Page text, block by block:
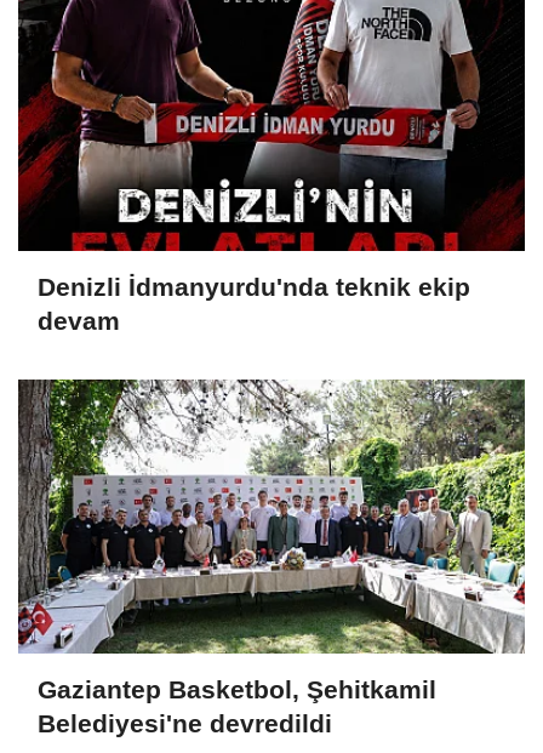
Denizli İdmanyurdu'nda teknik ekip
devam
Gaziantep Basketbol, Şehitkamil
Belediyesi'ne devredildi